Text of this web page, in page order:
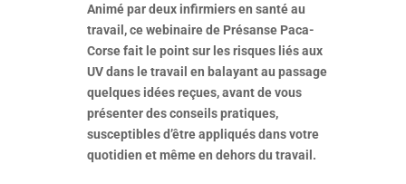
Animé par deux infirmiers en santé au
travail, ce webinaire de Présanse Paca-
Corse fait le point sur les risques liés aux
UV dans le travail en balayant au passage
quelques idées reçues, avant de vous
présenter des conseils pratiques,
susceptibles d’être appliqués dans votre
quotidien et même en dehors du travail.